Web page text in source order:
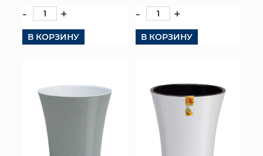
- +
В КОРЗИНУ
- +
В КОРЗИНУ